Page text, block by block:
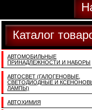
Каталог
АВТОМОБИЛЬНЫЕ
ПРИНАДЛЕЖНОСТИ И НАБОРЫ
АВТОСВЕТ (ГАЛОГЕНОВЫЕ,
СВЕТОДИОДНЫЕ И
ЛАМПЫ)
АВТОХИМИЯ